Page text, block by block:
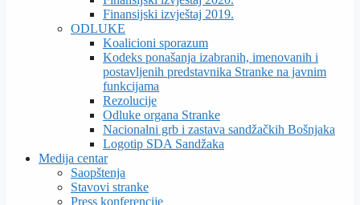
Finansijski izvještaj 2019.
ODLUKE
Koalicioni sporazum
Kodeks ponašanja izabranih, imenovanih i
postavljenih predstavnika Stranke na javnim
funkcijama
Rezolucije
Odluke organa Stranke
Nacionalni grb i zastava sandžačkih Bošnjaka
Logotip SDA Sandžaka
Medija centar
Saopštenja
Stavovi stranke
Press konferencije